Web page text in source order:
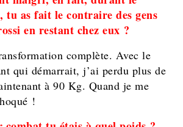
tu as fait le contraire des gens
en restant chez eux ?
complète. Avec le
qui démarrait, j’ai perdu plus de
à 90 Kg. Quand je me
!